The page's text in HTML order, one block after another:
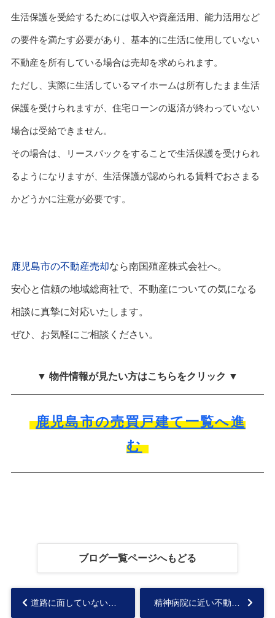
生活保護を受給するためには収入や資産活用、能力活用など
の要件を満たす必要があり、基本的に生活に使用していない
不動産を所有している場合は売却を求められます。
ただし、実際に生活しているマイホームは所有したまま生活
保護を受けられますが、住宅ローンの返済が終わっていない
場合は受給できません。
その場合は、リースバックをすることで生活保護を受けられ
るようになりますが、生活保護が認められる賃料でおさまる
かどうかに注意が必要です。
鹿児島市の不動産売却なら南国殖産株式会社へ。
安心と信頼の地域総商社で、不動産についての気になる
相談に真摯に対応いたします。
ぜひ、お気軽にご相談ください。
▼ 物件情報が見たい方はこちらをクリック ▼
鹿児島市の売買戸建て一覧へ進
む
ブログ一覧ページへもどる
道路に面していない土地の売却とは？土地の価格基準や売却の方法を解説...